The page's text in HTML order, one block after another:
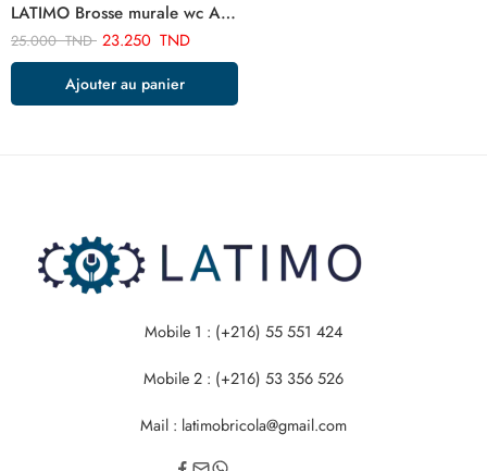
LATIMO Brosse murale wc ART03464
25.000TND 23.250 TND
Ajouter au panier
Mobile 1 : (+216) 55 551 424
Mobile 2 : (+216) 53 356 526
Mail : latimobricola@gmail.com